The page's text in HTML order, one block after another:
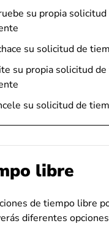
su propia
su solicitud de
su propia solicitud
su solicitud de
libre
de tiempo libre
diferentes